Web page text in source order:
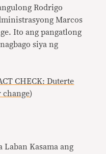
Rodrigo
Marcos
Ito ang pangatlong
siya ng
CHECK: Duterte
change)
Laban Kasama ang